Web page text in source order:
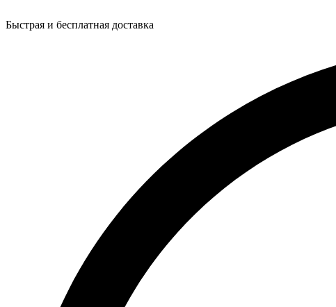
Быстрая и бесплатная доставка